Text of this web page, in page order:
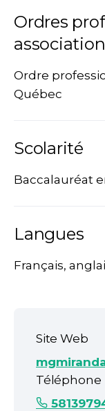
Ordres
Ordre
Québec
Scolarité
Baccalauréat
Langues
Français,
Site Web
Téléphone